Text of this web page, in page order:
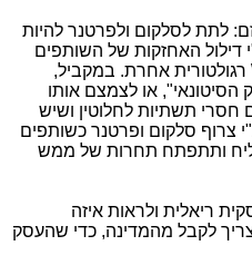
לתת לסלקום ולפרטנר להיות
האחזקות של השותפים
רגולטורית אחרת. במקביל,
הסיטונאי", או לצמצם אותו
חסרי תשתיות לחלוטין ושיש
שוק של פחות מ-5%. ע"י צרוף סלקום ופרטנר כשותפים
ותתפתח תחרות של ממש
ריאלית ולראות איזה
צריך לקבל מהמדינה, כדי שהעסק